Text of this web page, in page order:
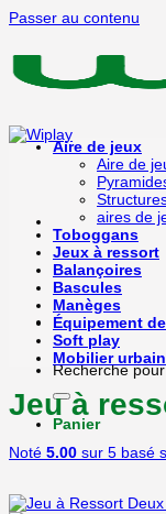
Passer au contenu
Recherche
Panier
Aire de jeux
Aire de
aires de
Toboggans
Jeux à ressort
Balançoires
Bascules
Manèges
Équipement
Soft play
Mobilier urbain
Jeu à
Noté 5.00 sur 5 basé